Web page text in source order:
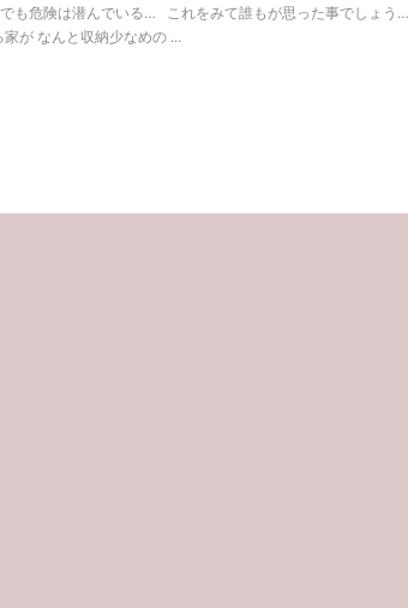
も危険は潜んでいる… これをみて誰もが思った事でしょ
が なんと収納少なめの ...